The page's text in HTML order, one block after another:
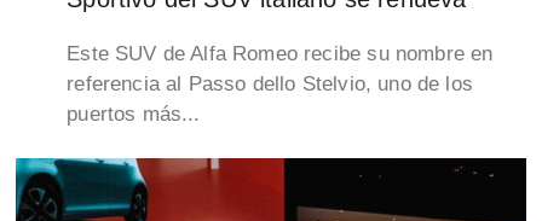
Este SUV de Alfa Romeo recibe su nombre en
referencia al Passo dello Stelvio, uno de los
puertos más...